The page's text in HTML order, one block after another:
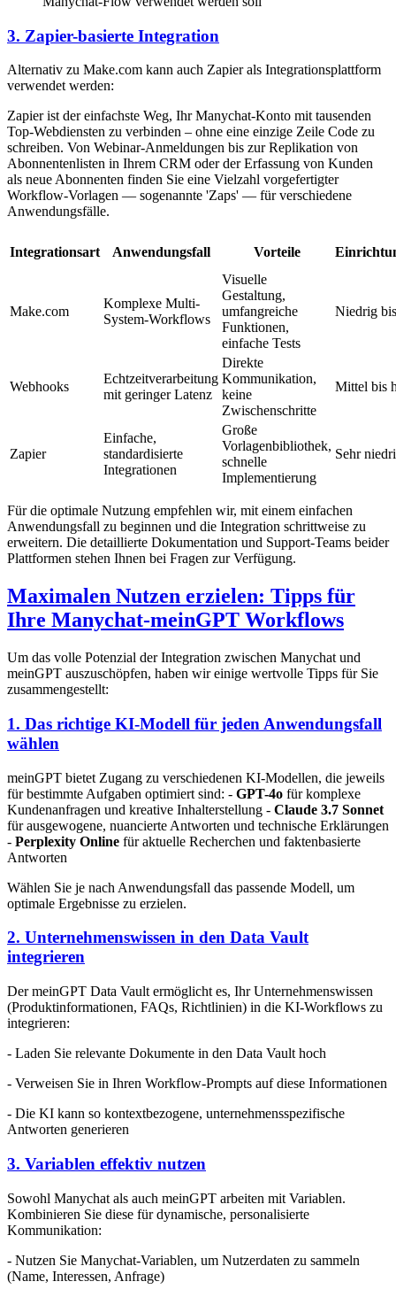
3. Zapier-basierte Integration
Alternativ zu Make.com kann auch Zapier als Integrationsplattform
verwendet werden:
Zapier ist der einfachste Weg, Ihr Manychat-Konto mit tausenden
Top-Webdiensten zu verbinden – ohne eine einzige Zeile Code zu
schreiben. Von Webinar-Anmeldungen bis zur Replikation von
Abonnentenlisten in Ihrem CRM oder der Erfassung von Kunden
als neue Abonnenten finden Sie eine Vielzahl vorgefertigter
Workflow-Vorlagen — sogenannte 'Zaps' — für verschiedene
Anwendungsfälle.
Integrationsart Anwendungsfall Vorteile
Make.com
Komplexe Multi-
System-Workflows
Visuelle
Gestaltung,
umfangreiche
Funktionen,
einfache Tests
Niedrig
Webhooks
Echtzeitverarbeitung
mit geringer Latenz
Direkte
Kommunikation,
keine
Zwischenschritte
Mittel bis
Zapier
Einfache,
standardisierte
Integrationen
Große
Vorlagenbibliothek,
schnelle
Implementierung
Sehr
Für die optimale Nutzung empfehlen wir, mit einem einfachen
Anwendungsfall zu beginnen und die Integration schrittweise zu
erweitern. Die detaillierte Dokumentation und Support-Teams beider
Plattformen stehen Ihnen bei Fragen zur Verfügung.
Maximalen Nutzen erzielen: Tipps für
Ihre Manychat-meinGPT Workflows
Um das volle Potenzial der Integration zwischen Manychat und
meinGPT auszuschöpfen, haben wir einige wertvolle Tipps für Sie
zusammengestellt:
1. Das richtige KI-Modell für jeden Anwendungsfall
wählen
meinGPT bietet Zugang zu verschiedenen KI-Modellen, die jeweils
für bestimmte Aufgaben optimiert sind: - GPT-4o für komplexe
Kundenanfragen und kreative Inhalterstellung - Claude 3.7 Sonnet
für ausgewogene, nuancierte Antworten und technische Erklärungen
- Perplexity Online für aktuelle Recherchen und faktenbasierte
Antworten
Wählen Sie je nach Anwendungsfall das passende Modell, um
optimale Ergebnisse zu erzielen.
2. Unternehmenswissen in den Data Vault
integrieren
Der meinGPT Data Vault ermöglicht es, Ihr Unternehmenswissen
(Produktinformationen, FAQs, Richtlinien) in die KI-Workflows zu
integrieren:
- Laden Sie relevante Dokumente in den Data Vault hoch
- Verweisen Sie in Ihren Workflow-Prompts auf diese Informationen
- Die KI kann so kontextbezogene, unternehmensspezifische
Antworten generieren
3. Variablen effektiv nutzen
Sowohl Manychat als auch meinGPT arbeiten mit Variablen.
Kombinieren Sie diese für dynamische, personalisierte
Kommunikation:
- Nutzen Sie Manychat-Variablen, um Nutzerdaten zu sammeln
(Name, Interessen, Anfrage)